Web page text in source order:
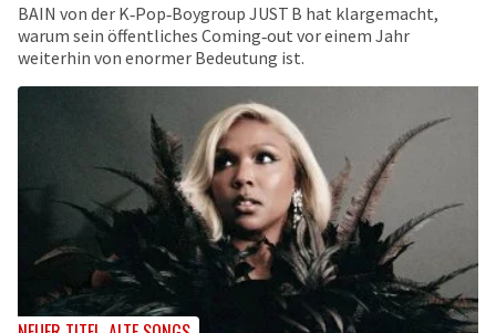
BAIN von der K‑Pop‑Boygroup JUST B hat klargemacht,
warum sein öffentliches Coming‑out vor einem Jahr
weiterhin von enormer Bedeutung ist.